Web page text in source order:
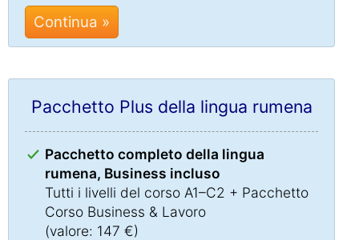
Continua »
Pacchetto Plus della lingua rumena
Pacchetto completo della lingua
rumena, Business incluso
Tutti i livelli del corso A1–C2 + Pacchetto
Corso Business & Lavoro
(valore: 147 €)